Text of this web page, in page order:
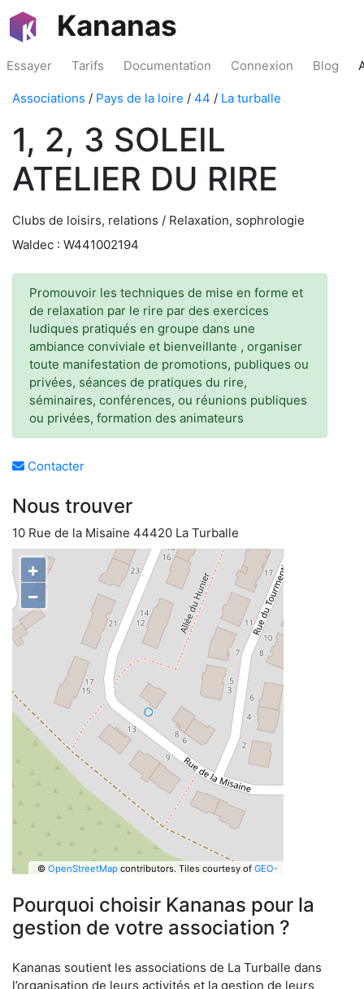
Kananas
Essayer Tarifs Documentation Connexion Blog
Associations / Pays de la loire / 44 / La turballe
1, 2, 3 SOLEIL
ATELIER DU RIRE
Clubs de loisirs, relations / Relaxation, sophrologie
Waldec : W441002194
Promouvoir les techniques de mise en forme et
de relaxation par le rire par des exercices
ludiques pratiqués en groupe dans une
ambiance conviviale et bienveillante , organiser
toute manifestation de promotions, publiques ou
privées, séances de pratiques du rire,
séminaires, conférences, ou réunions publiques
ou privées, formation des animateurs
Contacter
Nous trouver
10 Rue de la Misaine 44420 La Turballe
+
−
© OpenStreetMapcontributors. Tiles courtesy of GEO-
Pourquoi choisir Kananas pour la
gestion de votre association ?
Kananas soutient les associations de La Turballe dans
l’organisation de leurs activités et la gestion de leurs